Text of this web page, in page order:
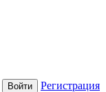
Регистрация